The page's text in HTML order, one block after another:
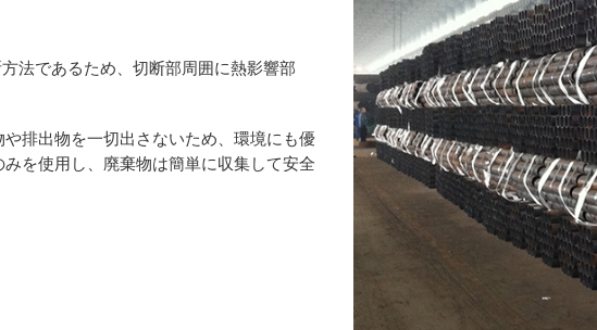
法であるため、切断部周囲に熱影響部
排出物を一切出さないため、環境にも優
を使用し、廃棄物は簡単に収集して安全